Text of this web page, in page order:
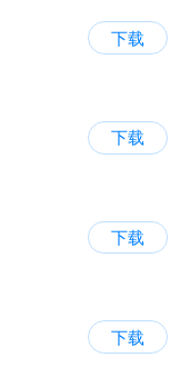
下载
下载
下载
下载